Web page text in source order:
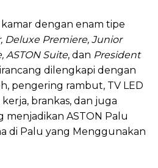
dengan enam tipe
Deluxe Premiere, Junior
ASTON Suite, dan President
dilengkapi dengan
pengering rambut, TV LED
brankas, dan juga
menjadikan ASTON Palu
di Palu yang Menggunakan